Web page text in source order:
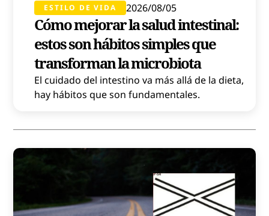
ESTILO DE VIDA 2026/08/05
Cómo mejorar la salud intestinal:
estos son hábitos simples que
transforman la microbiota
El cuidado del intestino va más allá de la dieta,
hay hábitos que son fundamentales.